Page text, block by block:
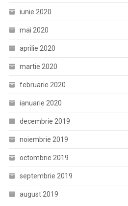
iunie 2020
mai 2020
aprilie 2020
martie 2020
februarie 2020
ianuarie 2020
decembrie 2019
noiembrie 2019
octombrie 2019
septembrie 2019
august 2019